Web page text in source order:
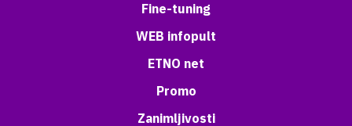
Fine-tuning
WEB infopult
ETNO net
Promo
Zanimljivosti